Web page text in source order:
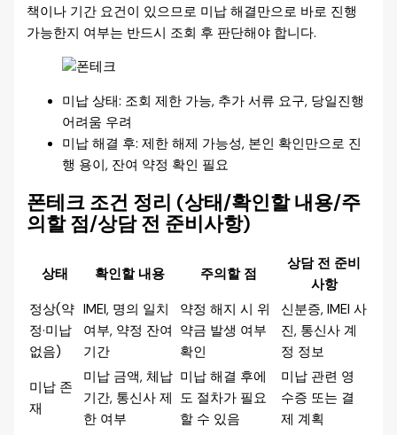
책이나 기간 요건이 있으므로 미납 해결만으로 바로 진행
가능한지 여부는 반드시 조회 후 판단해야 합니다.
미납 상태: 조회 제한 가능, 추가 서류 요구, 당일진행
어려움 우려
미납 해결 후: 제한 해제 가능성, 본인 확인만으로 진
행 용이, 잔여 약정 확인 필요
폰테크 조건 정리 (상태/확인할 내용/주
의할 점/상담 전 준비사항)
상태 확인할 내용 주의할 점
상담 전 준비
사항
정상(약
정·미납
없음)
IMEI, 명의 일치
여부, 약정 잔여
기간
약정 해지 시 위
약금 발생 여부
확인
신분증, IMEI 사
진, 통신사 계
정 정보
미납 존
재
미납 금액, 체납
기간, 통신사 제
한 여부
미납 해결 후에
도 절차가 필요
할 수 있음
미납 관련 영
수증 또는 결
제 계획